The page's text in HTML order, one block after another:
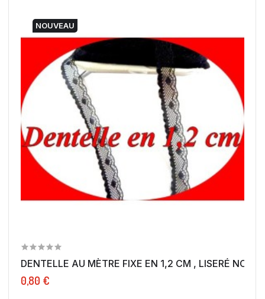
NOUVEAU
DENTELLE AU MÈTRE FIXE EN 1,2 CM , LISERÉ NOIR...
0,80 €